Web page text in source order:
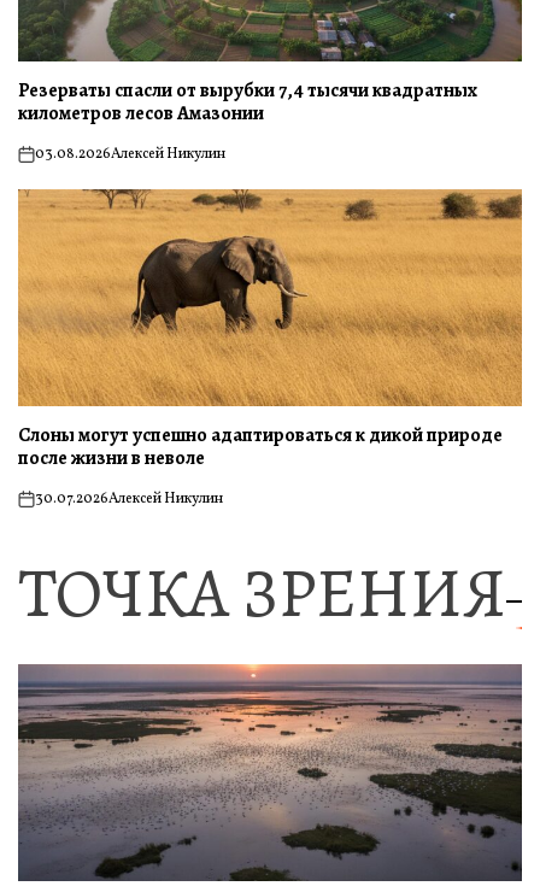
Резерваты спасли от вырубки 7,4 тысячи квадратных
километров лесов Амазонии
on03.08.2026Алексей Никулин
Слоны могут успешно адаптироваться к дикой природе
после жизни в неволе
on30.07.2026Алексей Никулин
ТОЧКА ЗРЕНИЯ